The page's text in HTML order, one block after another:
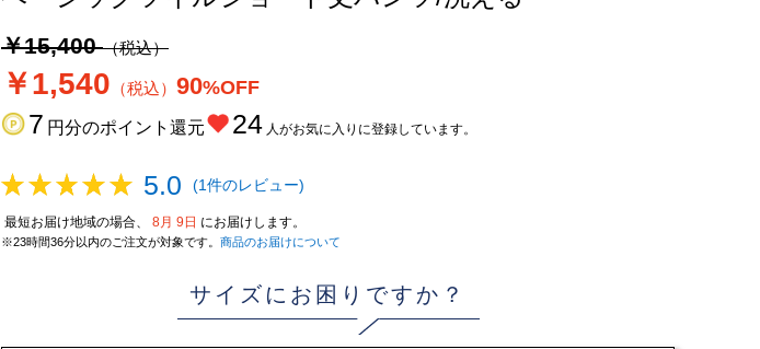
￥15,400（税込）
￥1,540 （税込） 90%OFF
7 円分のポイント還元 24 人がお気に入りに登録しています。
5.0 (1件のレビュー)
最短お届け地域の場合、 8月 9日 にお届けします。
※23時間36分以内のご注文が対象です。 商品のお届けについて
サイズにお困りですか？